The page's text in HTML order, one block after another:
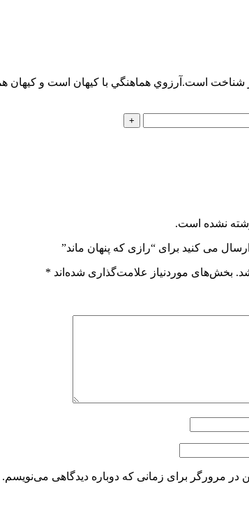
شناخت است.آرزوي هماهنگي با كيهان است و
نشده است.
می کنید برای “رازی که پنهان ماند”
بخش‌های موردنیاز علامت‌گذاری شده‌اند *
در مرورگر برای زمانی که دوباره دیدگاهی می‌نویسم.